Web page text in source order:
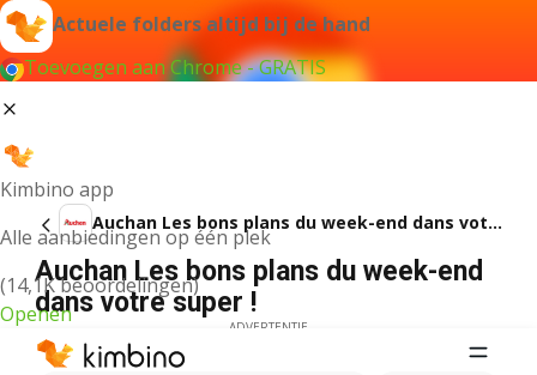
Actuele folders altijd bij de hand
Toevoegen aan Chrome - GRATIS
Kimbino app
Alle aanbiedingen op één plek
(14,1K beoordelingen)
Openen
Auchan Les bons plans du week-end dans votre super !
Auchan Les bons plans du week-end
dans votre super !
ADVERTENTIE